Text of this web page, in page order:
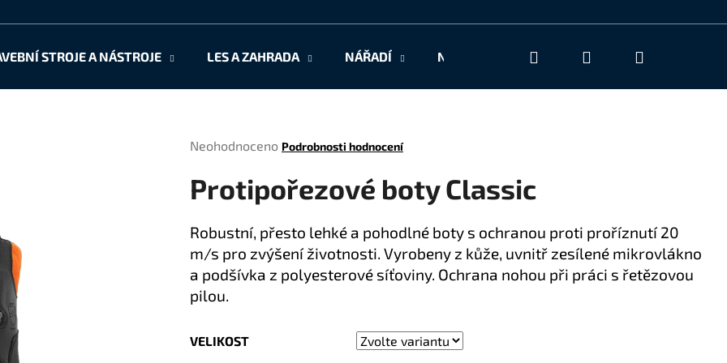
STROJE A NÁSTROJE LES A ZAHRADA NÁŘADÍ NAŠE SLUŽBY KONTAKT
Hledat Přihlášení
Průměrné
produktu
je
z
5
hvězdiček.
Neohodnoceno Podrobnosti hodnocení
Protipořezové boty Classic
Robustní, přesto lehké a pohodlné boty s ochranou proti proříznutí 20
m/s pro zvýšení životnosti. Vyrobeny z kůže, uvnitř zesílené mikrovlákno
a podšívka z polyesterové síťoviny. Ochrana nohou při práci s řetězovou
pilou.
VELIKOST
Co potřebujete najít?
HLEDAT